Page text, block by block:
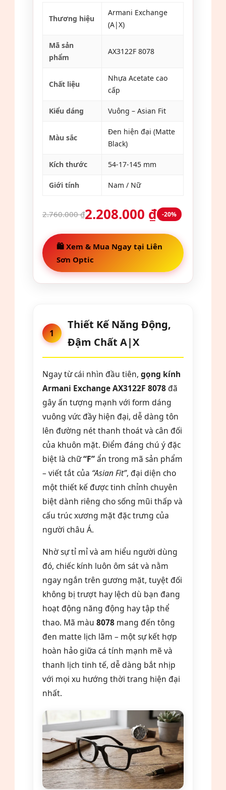
Thương hiệu
Armani Exchange
(A|X)
Mã sản
phẩm
AX3122F 8078
Chất liệu
Nhựa Acetate cao
cấp
Kiểu dáng Vuông – Asian Fit
Màu sắc
Đen hiện đại (Matte
Black)
Kích thước 54-17-145 mm
Giới tính Nam / Nữ
2.760.000 ₫2.208.000 ₫ -20%
🛍️ Xem & Mua Ngay tại Liên
Sơn Optic
1
Thiết Kế Năng Động,
Đậm Chất A|X
Ngay từ cái nhìn đầu tiên, gọng kính
Armani Exchange AX3122F 8078đã
gây ấn tượng mạnh với form dáng
vuông vức đầy hiện đại, dễ dàng tôn
lên đường nét thanh thoát và cân đối
của khuôn mặt. Điểm đáng chú ý đặc
biệt là chữ“F”ẩn trong mã sản phẩm
– viết tắt của “Asian Fit”, đại diện cho
một thiết kế được tinh chỉnh chuyên
biệt dành riêng cho sống mũi thấp và
cấu trúc xương mặt đặc trưng của
người châu Á.
Nhờ sự tỉ mỉ và am hiểu người dùng
đó, chiếc kính luôn ôm sát và nằm
ngay ngắn trên gương mặt, tuyệt đối
không bị trượt hay lệch dù bạn đang
hoạt động năng động hay tập thể
thao. Mã màu 8078mang đến tông
đen matte lịch lãm – một sự kết hợp
hoàn hảo giữa cá tính mạnh mẽ và
thanh lịch tinh tế, dễ dàng bắt nhịp
với mọi xu hướng thời trang hiện đại
nhất.